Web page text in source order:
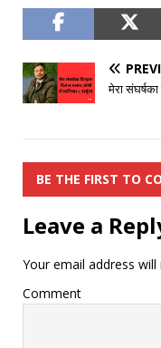
मेरा
BE THE FIRST TO
Leave a
Your email address
Comment